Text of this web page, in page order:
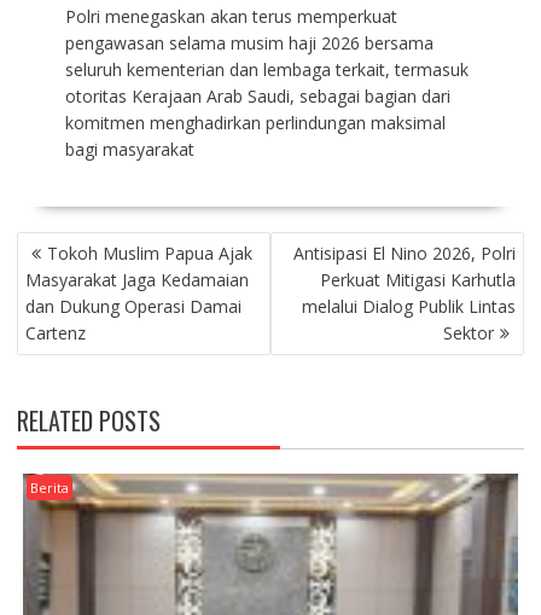
Polri menegaskan akan terus memperkuat
pengawasan selama musim haji 2026 bersama
seluruh kementerian dan lembaga terkait, termasuk
otoritas Kerajaan Arab Saudi, sebagai bagian dari
komitmen menghadirkan perlindungan maksimal
bagi masyarakat
NAVIGASI
POSTokoh Muslim Papua Ajak
Masyarakat Jaga Kedamaian
dan Dukung Operasi Damai
Cartenz
Antisipasi El Nino 2026, Polri
Perkuat Mitigasi Karhutla
melalui Dialog Publik Lintas
Sektor
RELATED POSTS
Berita